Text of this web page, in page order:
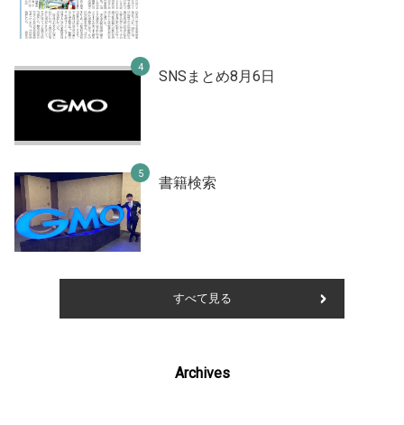
SNSまとめ8月6日
書籍検索
すべて見る
Archives